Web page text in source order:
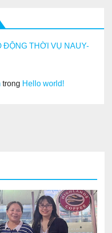
ĐỘNG THỜI VỤ NAUY-
trong Hello world!